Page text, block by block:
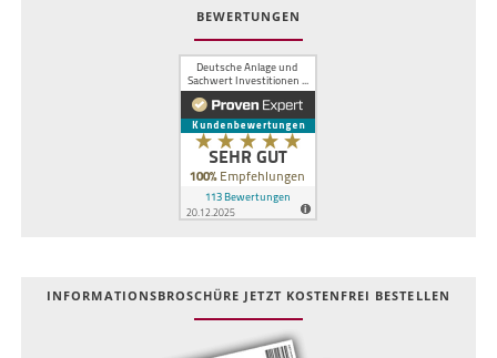
BEWERTUNGEN
INFOR­MATIONS­BROSCHÜRE JETZT KOSTEN­FREI BESTELLEN